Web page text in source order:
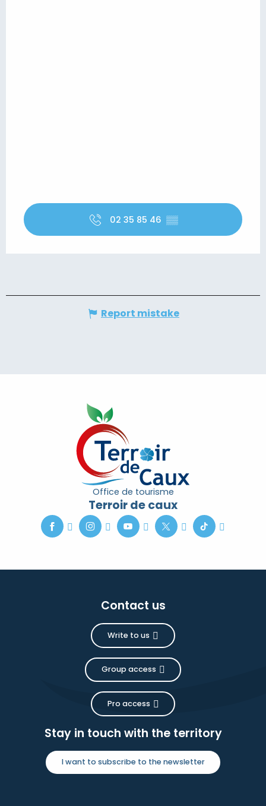
02 35 85 46 ▒▒
Report mistake
Office de tourisme
Terroir de caux
Contact us
Write to us
Group access
Pro access
Stay in touch with the territory
I want to subscribe to the newsletter